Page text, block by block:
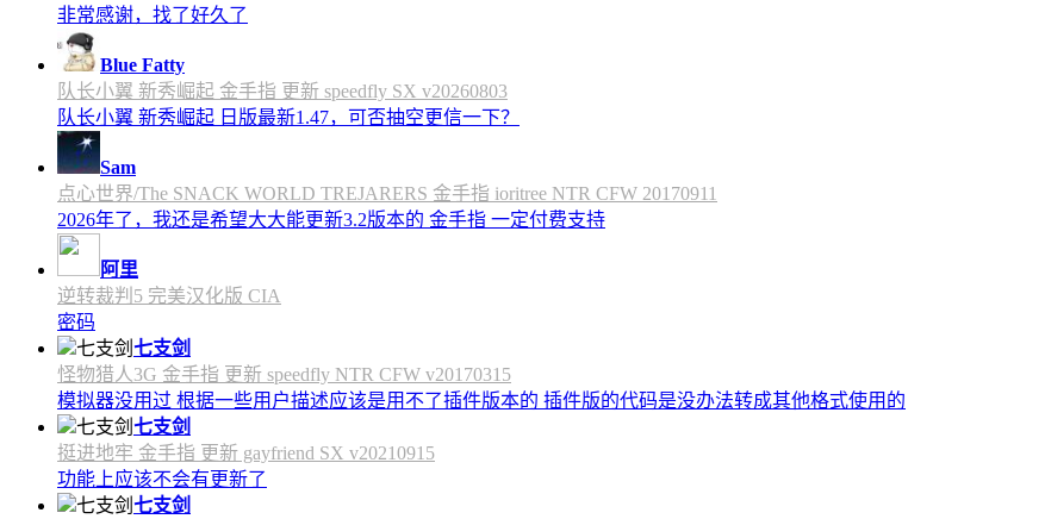
非常感谢，找了好久了
Blue Fatty
队长小翼 新秀崛起 金手指 更新 speedfly SX v20260803
队长小翼 新秀崛起 日版最新1.47，可否抽空更信一下？
Sam
点心世界/The SNACK WORLD TREJARERS 金手指 ioritree NTR CFW 20170911
2026年了，我还是希望大大能更新3.2版本的 金手指 一定付费支持
阿里
逆转裁判5 完美汉化版 CIA
密码
七支剑
怪物猎人3G 金手指 更新 speedfly NTR CFW v20170315
模拟器没用过 根据一些用户描述应该是用不了插件版本的 插件版的代码是没办法转成其他格式使用的
七支剑
挺进地牢 金手指 更新 gayfriend SX v20210915
功能上应该不会有更新了
七支剑